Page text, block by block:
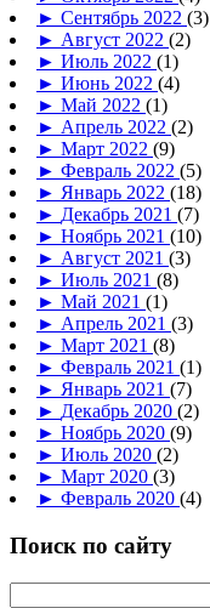
► Сентябрь 2022 (3)
► Август 2022 (2)
► Июль 2022 (1)
► Июнь 2022 (4)
► Май 2022 (1)
► Апрель 2022 (2)
► Март 2022 (9)
► Февраль 2022 (5)
► Январь 2022 (18)
► Декабрь 2021 (7)
► Ноябрь 2021 (10)
► Август 2021 (3)
► Июль 2021 (8)
► Май 2021 (1)
► Апрель 2021 (3)
► Март 2021 (8)
► Февраль 2021 (1)
► Январь 2021 (7)
► Декабрь 2020 (2)
► Ноябрь 2020 (9)
► Июль 2020 (2)
► Март 2020 (3)
► Февраль 2020 (4)
Поиск по сайту